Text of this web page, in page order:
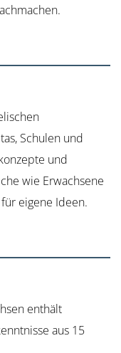
Schulen und
und
wie Erwachsene
eigene Ideen.
enthält
aus 15